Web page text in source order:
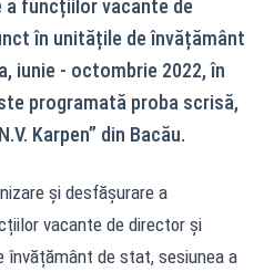
a funcțiilor vacante de
în unitățile de învățământ
iunie - octombrie 2022, în
programată proba scrisă,
Karpen” din Bacău.
și desfășurare a
vacante de director și
de stat, sesiunea a